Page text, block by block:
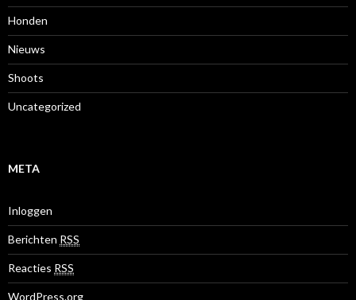
Honden
Nieuws
Shoots
Uncategorized
META
Inloggen
Berichten RSS
Reacties RSS
WordPress.org